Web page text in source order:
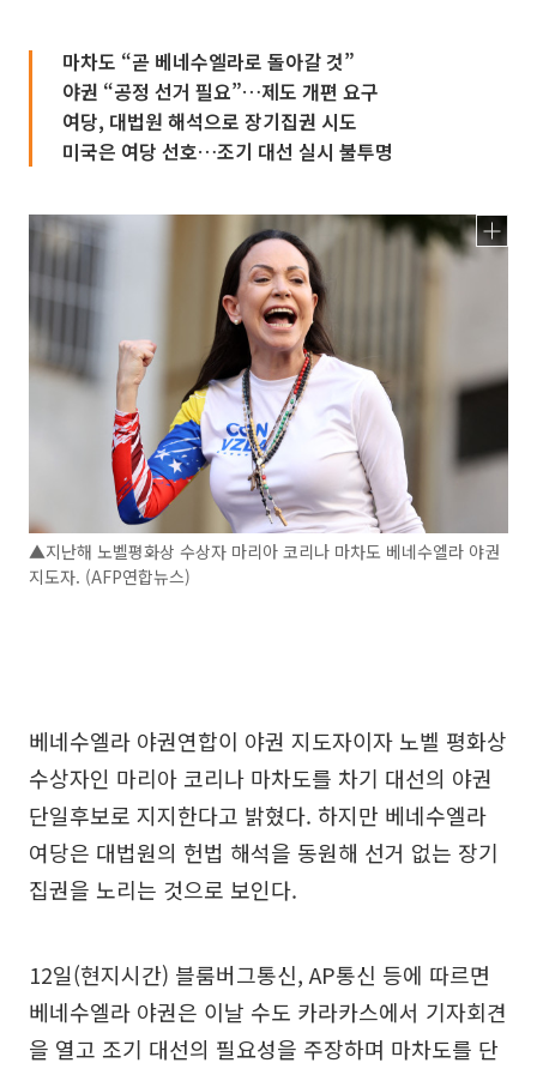
마차도 “곧 베네수엘라로 돌아갈 것”
야권 “공정 선거 필요”…제도 개편 요구
여당, 대법원 해석으로 장기집권 시도
미국은 여당 선호…조기 대선 실시 불투명
▲지난해 노벨평화상 수상자 마리아 코리나 마차도 베네수엘라 야권
지도자. (AFP연합뉴스)
베네수엘라 야권연합이 야권 지도자이자 노벨 평화상
수상자인 마리아 코리나 마차도를 차기 대선의 야권
단일후보로 지지한다고 밝혔다. 하지만 베네수엘라
여당은 대법원의 헌법 해석을 동원해 선거 없는 장기
집권을 노리는 것으로 보인다.
12일(현지시간) 블룸버그통신, AP통신 등에 따르면
베네수엘라 야권은 이날 수도 카라카스에서 기자회견
을 열고 조기 대선의 필요성을 주장하며 마차도를 단